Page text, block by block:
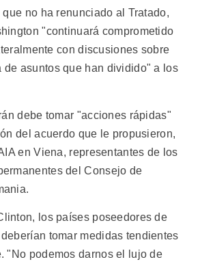
que no ha renunciado al Tratado,
"continuará comprometido
con discusiones sobre
de asuntos que han dividido" a los
debe tomar "acciones rápidas"
del acuerdo que le propusieron,
en Viena, representantes de los
del Consejo de
los países poseedores de
tomar medidas tendientes
"No podemos darnos el lujo de